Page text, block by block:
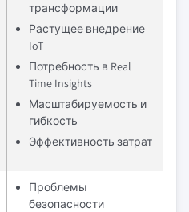
трансформации
Растущее внедрение
IoT
Потребность в Real
Time Insights
Масштабируемость и
гибкость
Эффективность затрат
Проблемы
безопасности